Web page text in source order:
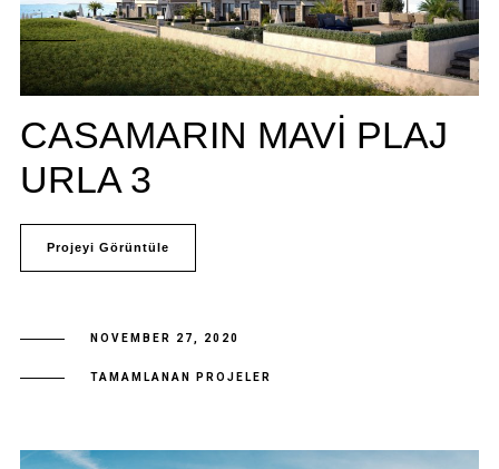
CASAMARIN MAVI PLAJ
URLA 3
Projeyi Görüntüle
NOVEMBER 27, 2020
TAMAMLANAN PROJELER